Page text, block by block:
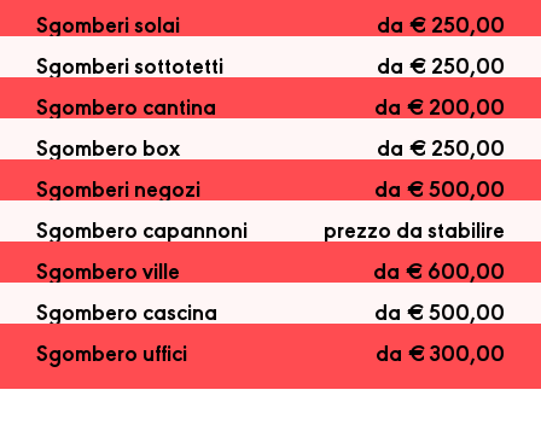
Sgomberi solai
da € 250,00
Sgomberi sottotetti
da € 250,00
Sgombero cantina
da € 200,00
Sgombero box
da € 250,00
Sgomberi negozi
da € 500,00
Sgombero capannoni
prezzo da stabilire
Sgombero ville
da € 600,00
Sgombero cascina
da € 500,00
Sgombero uffici
da € 300,00